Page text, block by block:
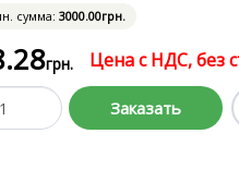
сумма:3000.00грн.
.28грн. Цена с НДС, без
Заказать